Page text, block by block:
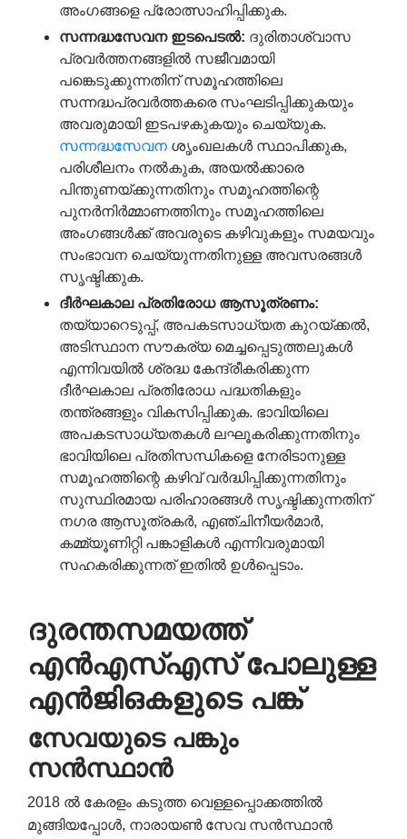
അംഗങ്ങളെ പ്രോത്സാഹിപ്പിക്കുക.
സന്നദ്ധസേവന ഇടപെടൽ: ദുരിതാശ്വാസ
പ്രവർത്തനങ്ങളിൽ സജീവമായി
പങ്കെടുക്കുന്നതിന് സമൂഹത്തിലെ
സന്നദ്ധപ്രവർത്തകരെ സംഘടിപ്പിക്കുകയും
അവരുമായി ഇടപഴകുകയും ചെയ്യുക.
സന്നദ്ധസേവന ശൃംഖലകൾ സ്ഥാപിക്കുക,
പരിശീലനം നൽകുക, അയൽക്കാരെ
പിന്തുണയ്ക്കുന്നതിനും സമൂഹത്തിന്റെ
പുനർനിർമ്മാണത്തിനും സമൂഹത്തിലെ
അംഗങ്ങൾക്ക് അവരുടെ കഴിവുകളും സമയവും
സംഭാവന ചെയ്യുന്നതിനുള്ള അവസരങ്ങൾ
സൃഷ്ടിക്കുക.
ദീർഘകാല പ്രതിരോധ ആസൂത്രണം:
തയ്യാറെടുപ്പ്, അപകടസാധ്യത കുറയ്ക്കൽ,
അടിസ്ഥാന സൗകര്യ മെച്ചപ്പെടുത്തലുകൾ
എന്നിവയിൽ ശ്രദ്ധ കേന്ദ്രീകരിക്കുന്ന
ദീർഘകാല പ്രതിരോധ പദ്ധതികളും
തന്ത്രങ്ങളും വികസിപ്പിക്കുക. ഭാവിയിലെ
അപകടസാധ്യതകൾ ലഘൂകരിക്കുന്നതിനും
ഭാവിയിലെ പ്രതിസന്ധികളെ നേരിടാനുള്ള
സമൂഹത്തിന്റെ കഴിവ് വർദ്ധിപ്പിക്കുന്നതിനും
സുസ്ഥിരമായ പരിഹാരങ്ങൾ സൃഷ്ടിക്കുന്നതിന്
നഗര ആസൂത്രകർ, എഞ്ചിനീയർമാർ,
കമ്മ്യൂണിറ്റി പങ്കാളികൾ എന്നിവരുമായി
സഹകരിക്കുന്നത് ഇതിൽ ഉൾപ്പെടാം.
ദുരന്തസമയത്ത്
എൻഎസ്എസ് പോലുള്ള
എൻജിഒകളുടെ പങ്ക്
സേവയുടെ പങ്കും
സൻസ്ഥാൻ
2018 ൽ കേരളം കടുത്ത വെള്ളപ്പൊക്കത്തിൽ
മുങ്ങിയപ്പോൾ, നാരായൺ സേവ സൻസ്ഥാൻ